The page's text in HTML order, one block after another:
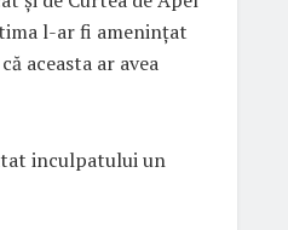
l-ar fi amenințat
aceasta ar avea
inculpatului un